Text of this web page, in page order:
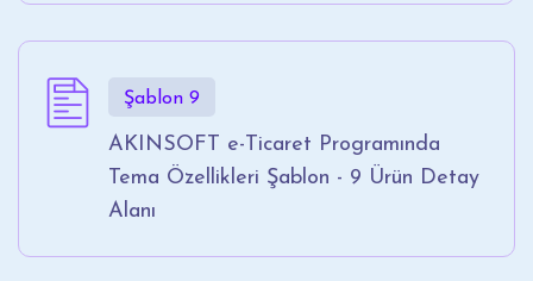
Şablon 9
AKINSOFT e-Ticaret Programında
Tema Özellikleri Şablon - 9 Ürün Detay
Alanı